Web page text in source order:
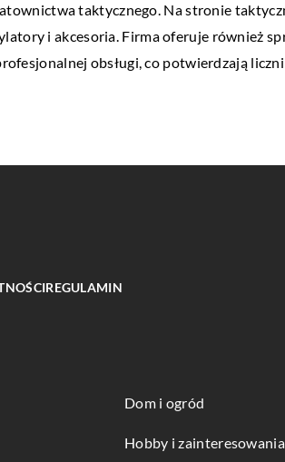
taktycznego. Na stronie
i akcesoria. Firma oferuje również
obsługi, co potwierdzają
REGULAMIN
Dom i ogród
Hobby i zainteresowania